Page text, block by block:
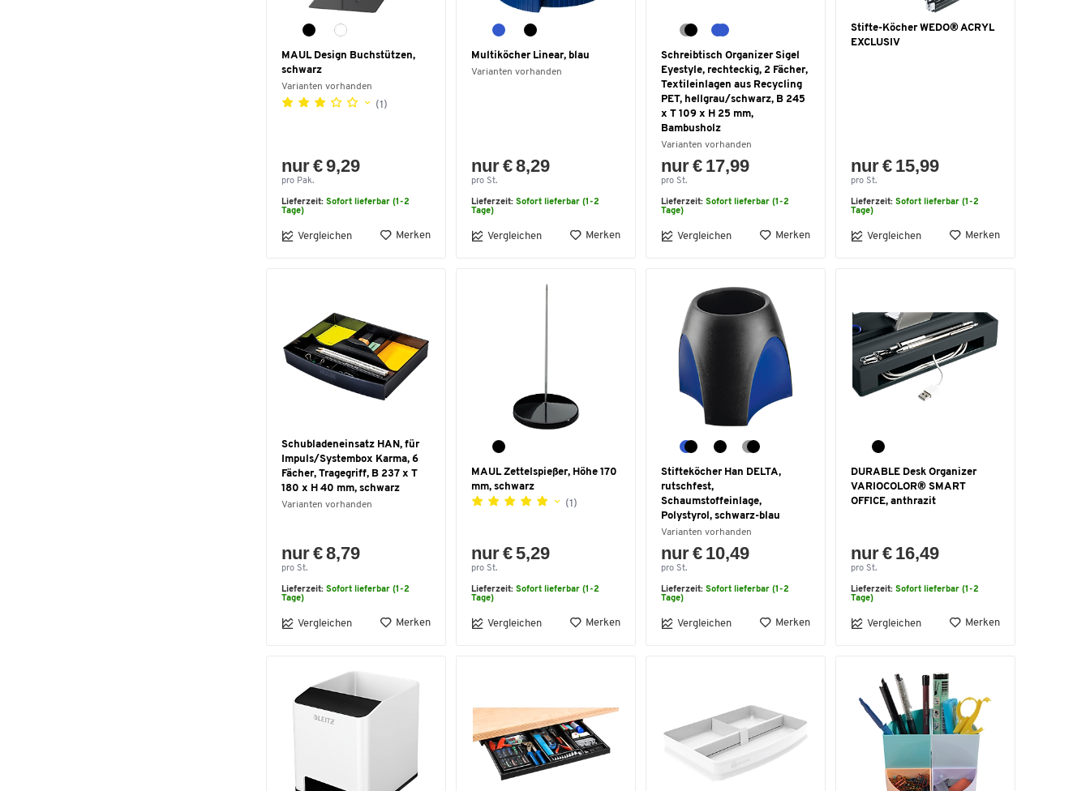
MAUL Design Buchstützen,
schwarz
Varianten vorhanden
(1)
nur € 9,29
pro Pak.
Lieferzeit: Sofort lieferbar (1-2
Tage)
Vergleichen Merken
Multiköcher Linear, blau
Varianten vorhanden
nur € 8,29
pro St.
Lieferzeit: Sofort lieferbar (1-2
Tage)
Vergleichen Merken
Schreibtisch Organizer Sigel
Eyestyle, rechteckig, 2 Fächer,
Textileinlagen aus Recycling
PET, hellgrau/schwarz, B 245
x T 109 x H 25 mm,
Bambusholz
Varianten vorhanden
nur € 17,99
pro St.
Lieferzeit: Sofort lieferbar (1-2
Tage)
Vergleichen Merken
Stifte-Köcher WEDO® ACRYL
EXCLUSIV
nur € 15,99
pro St.
Lieferzeit: Sofort lieferbar (1-2
Tage)
Vergleichen Merken
Schubladeneinsatz HAN, für
Impuls/Systembox Karma, 6
Fächer, Tragegriff, B 237 x T
180 x H 40 mm, schwarz
Varianten vorhanden
nur € 8,79
pro St.
Lieferzeit: Sofort lieferbar (1-2
Tage)
Vergleichen Merken
MAUL Zettelspießer, Höhe 170
mm, schwarz
(1)
nur € 5,29
pro St.
Lieferzeit: Sofort lieferbar (1-2
Tage)
Vergleichen Merken
Stifteköcher Han DELTA,
rutschfest,
Schaumstoffeinlage,
Polystyrol, schwarz-blau
Varianten vorhanden
nur € 10,49
pro St.
Lieferzeit: Sofort lieferbar (1-2
Tage)
Vergleichen Merken
DURABLE Desk Organizer
VARIOCOLOR® SMART
OFFICE, anthrazit
nur € 16,49
pro St.
Lieferzeit: Sofort lieferbar (1-2
Tage)
Vergleichen Merken